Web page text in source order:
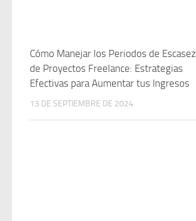
Cómo Manejar los Periodos de Escasez
de Proyectos Freelance: Estrategias
Efectivas para Aumentar tus Ingresos
13 DE SEPTIEMBRE DE 2024